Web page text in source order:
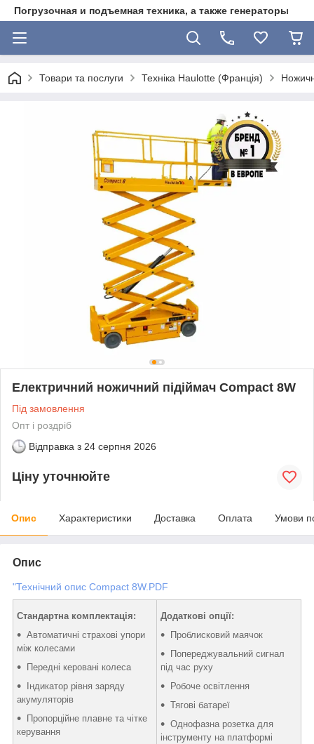
Погрузочная и подъемная техника, а также генераторы
Товари та послуги Техніка Haulotte (Франція)
Електричний ножичний підіймач Compact 8W
Під замовлення
Опт і роздріб
Відправка з 24 серпня 2026
Ціну уточнюйте
Опис Характеристики Доставка Оплата Умови
Опис
"Технічний опис Compact 8W.PDF
Стандартна комплектація:
Автоматичні страхові упори
між колесами
Передні керовані колеса
Індикатор рівня заряду
акумуляторів
Пропорційне плавне та чітке
керування
Додаткові опції:
Проблисковий маячок
Попереджувальний сигнал
під час руху
Робоче освітлення
Тягові батареї
Однофазна розетка для
інструменту на платформі